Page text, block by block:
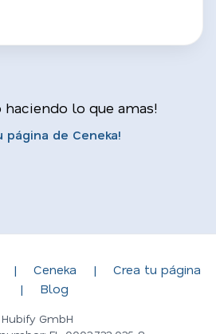
haciendo lo que amas!
página de Ceneka!
| Ceneka |
Crea tu página
|
Blog
Hubify GmbH